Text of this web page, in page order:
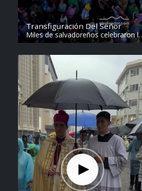
Transfiguración Del Señor
Miles de salvadoreños celebraron la
Transfiguración del Divino Salvador
Steven Anzora